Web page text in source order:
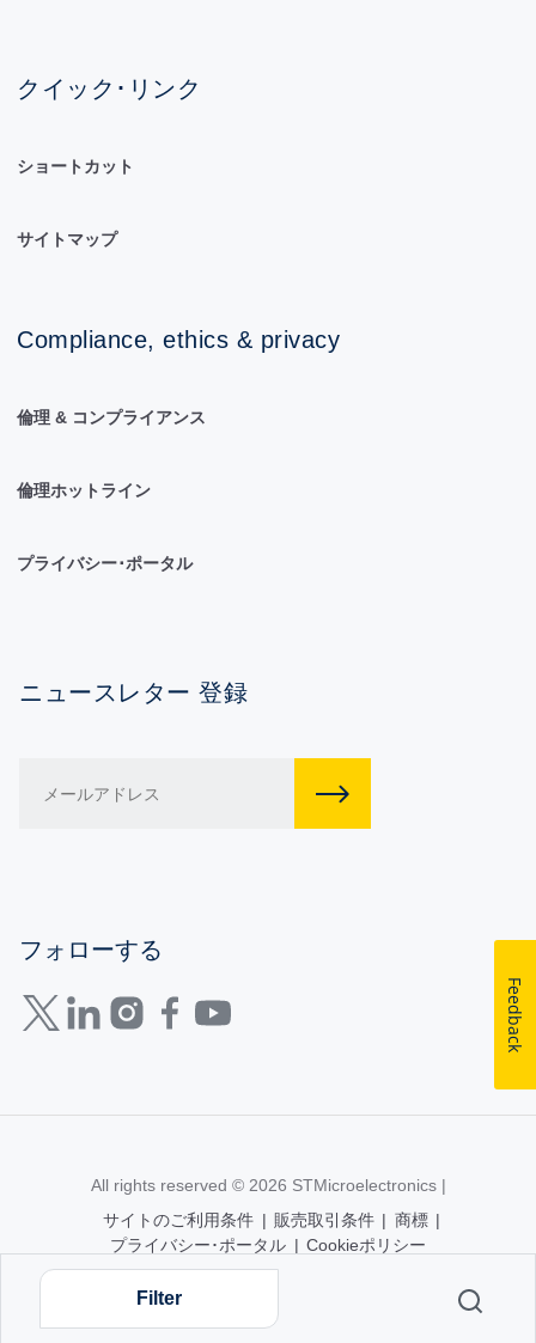
Filter
クイック･リンク
ショートカット
サイトマップ
Compliance, ethics & privacy
倫理 & コンプライアンス
倫理ホットライン
プライバシー･ポータル
ニュースレター 登録
フォローする
All rights reserved © 2026 STMicroelectronics |
サイトのご利用条件 | 販売取引条件 | 商標 |
プライバシー･ポータル | Cookieポリシー
Feedback